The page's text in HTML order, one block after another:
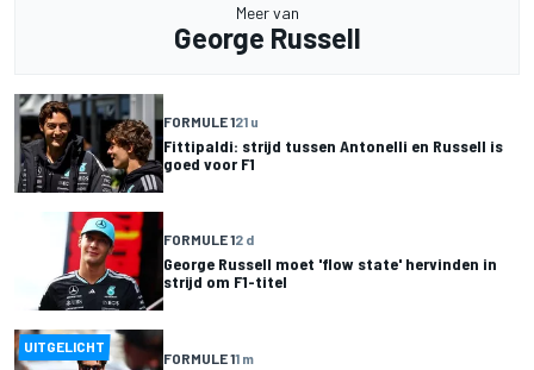
Meer van
George Russell
FORMULE 121 u
Fittipaldi: strijd tussen Antonelli en Russell is
goed voor F1
FORMULE 12 d
George Russell moet 'flow state' hervinden in
strijd om F1-titel
UITGELICHT
FORMULE 11 m